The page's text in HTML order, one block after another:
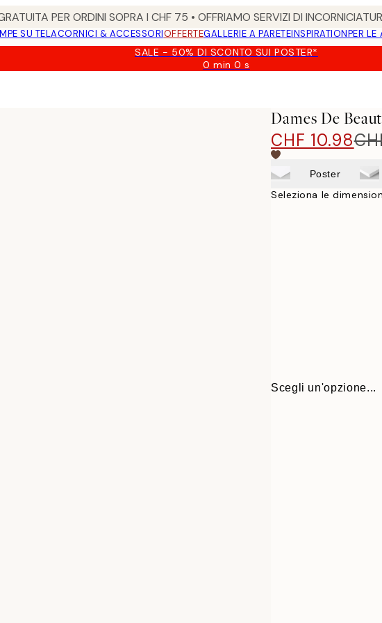
PER ORDINI SOPRA I CHF 75 • OFFRIAMO SERVIZI DI
SU TELACORNICI & ACCESSORIOFFERTEGALLERIE A PARETEINSPIRATIONPER LE
SALE - 50% DI SCONTO SUI POSTER*
0 min0 s
Valido
Dames De
CHF 10.98
Poster
Seleziona le
Scegli un'opzione...